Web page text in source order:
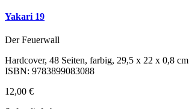
Yakari 19
Der Feuerwall
Hardcover, 48 Seiten, farbig, 29,5 x 22 x 0,8 cm
ISBN: 9783899083088
12,00 €